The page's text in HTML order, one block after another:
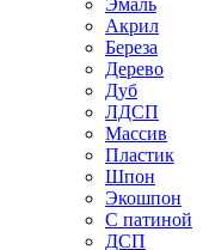
Эмаль
Акрил
Береза
Дерево
Дуб
ЛДСП
Массив
Пластик
Шпон
Экошпон
С патиной
ДСП